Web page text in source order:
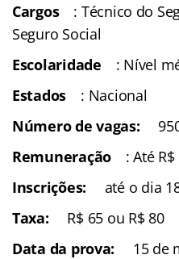
Cargos
: Técnico do
Seguro Social
Escolaridade
: Nível
Estados
: Nacional
Número de vagas:
Remuneração
: Até
Inscrições:
até o dia
Taxa:
R$ 65 ou R$ 80
Data da prova:
15 de